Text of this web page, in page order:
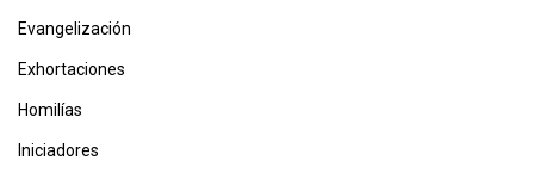
Evangelización
Exhortaciones
Homilías
Iniciadores